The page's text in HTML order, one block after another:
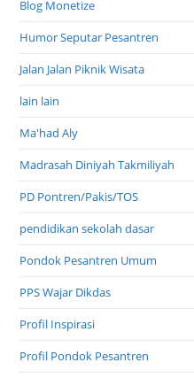
Blog Monetize
Humor Seputar Pesantren
Jalan Jalan Piknik Wisata
lain lain
Ma'had Aly
Madrasah Diniyah Takmiliyah
PD Pontren/Pakis/TOS
pendidikan sekolah dasar
Pondok Pesantren Umum
PPS Wajar Dikdas
Profil Inspirasi
Profil Pondok Pesantren